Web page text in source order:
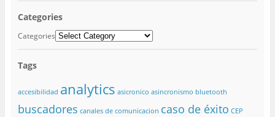
Categories
Categories
Tags
accesibilidad analytics asicronico asincronismo bluetooth
buscadores canales de comunicacion caso de éxito CEP